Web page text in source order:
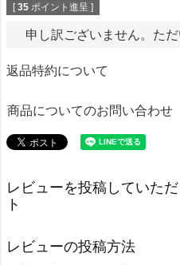
[ 35 ポイント進呈 ]
申し訳ございません。た
返品特約について
商品についてのお問い合わせ
レビューを投稿していた
ト
レビューの投稿方法